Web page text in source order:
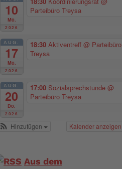
10
Mo.
2026
Parteibüro Treysa
AUG.
17
Mo.
2026
18:30 Aktiventreff @ Parteibüro
Treysa
AUG.
20
Do.
2026
17:00 Sozialsprechstunde @
Parteibüro Treysa
Kalender anzeigen
Hinzufügen
Aus dem